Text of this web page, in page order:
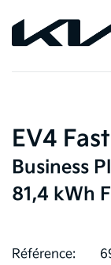
EV4
Business
81,4 kWh
Référence: